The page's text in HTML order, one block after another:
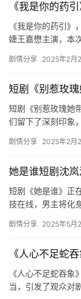
《我是你的药
《我是你的药引》
婕王嘉懋主演，本
王嘉…
剧情分享 2025年2月
短剧《别惹玫
短剧《别惹玫瑰她
们留下了深刻印象
刺…
剧情分享 2025年2月
她是谁短剧沈
短剧《她是谁》正
技在线，男主将化
绍 …
剧情分享 2025年5月
《人心不足蛇
《人心不足蛇吞
当，引发了观众对